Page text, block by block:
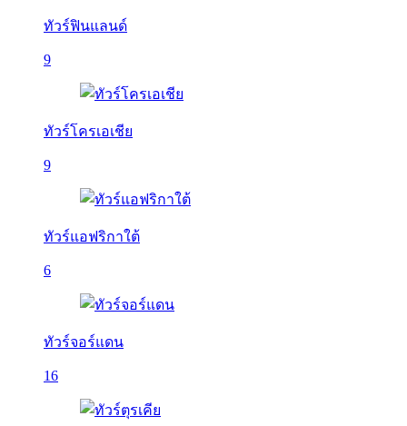
ทัวร์ฟินแลนด์
9
ทัวร์โครเอเชีย
9
ทัวร์แอฟริกาใต้
6
ทัวร์จอร์แดน
16